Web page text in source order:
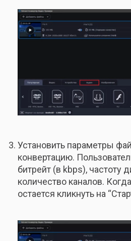
Установить параметры
конвертацию.
битрейт (в kbps), частоту
количество каналов.
остается кликнуть на